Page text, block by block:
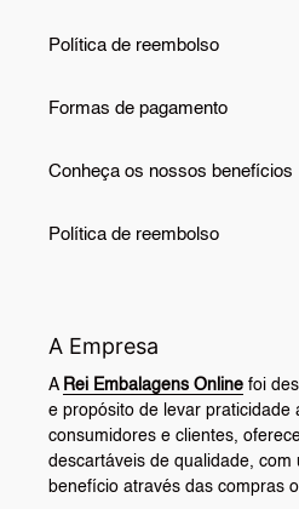
Política de reembolso
Formas de pagamento
Conheça os nossos benefícios
Política de reembolso
A Empresa
A Rei Embalagens Online foi
e propósito de levar praticidade
consumidores e clientes,
descartáveis de qualidade, com
benefício através das compras